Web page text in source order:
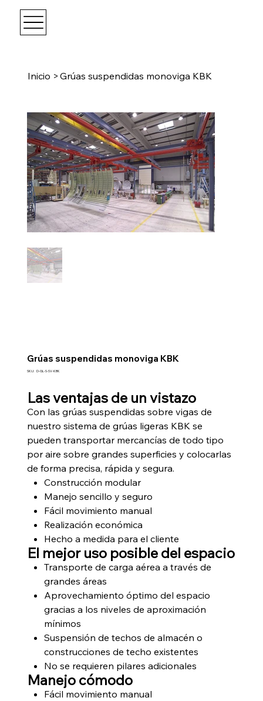
Inicio > Grúas suspendidas monoviga KBK
Grúas suspendidas monoviga KBK
SKU: SKU
SV-
KBK
D-GL-S-SV-KBK
Las ventajas de un vistazo
Con las grúas suspendidas sobre vigas de
nuestro sistema de grúas ligeras KBK se
pueden transportar mercancías de todo tipo
por aire sobre grandes superficies y colocarlas
de forma precisa, rápida y segura.
Construcción modular
Manejo sencillo y seguro
Fácil movimiento manual
Realización económica
Hecho a medida para el cliente
El mejor uso posible del espacio
Transporte de carga aérea a través de
grandes áreas
Aprovechamiento óptimo del espacio
gracias a los niveles de aproximación
mínimos
Suspensión de techos de almacén o
construcciones de techo existentes
No se requieren pilares adicionales
Manejo cómodo
Fácil movimiento manual